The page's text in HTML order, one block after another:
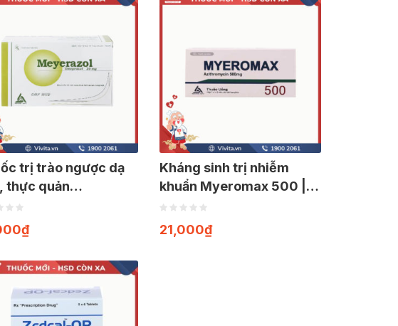
trị trào ngược dạ
thực quản
| Hộp 30 viên
₫
Kháng sinh trị nhiễm
khuẩn Myeromax 500 |
Hộp 3 viên
21,000₫